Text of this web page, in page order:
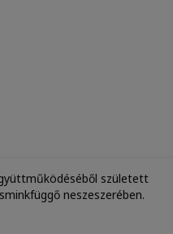
született
neszeszerében.